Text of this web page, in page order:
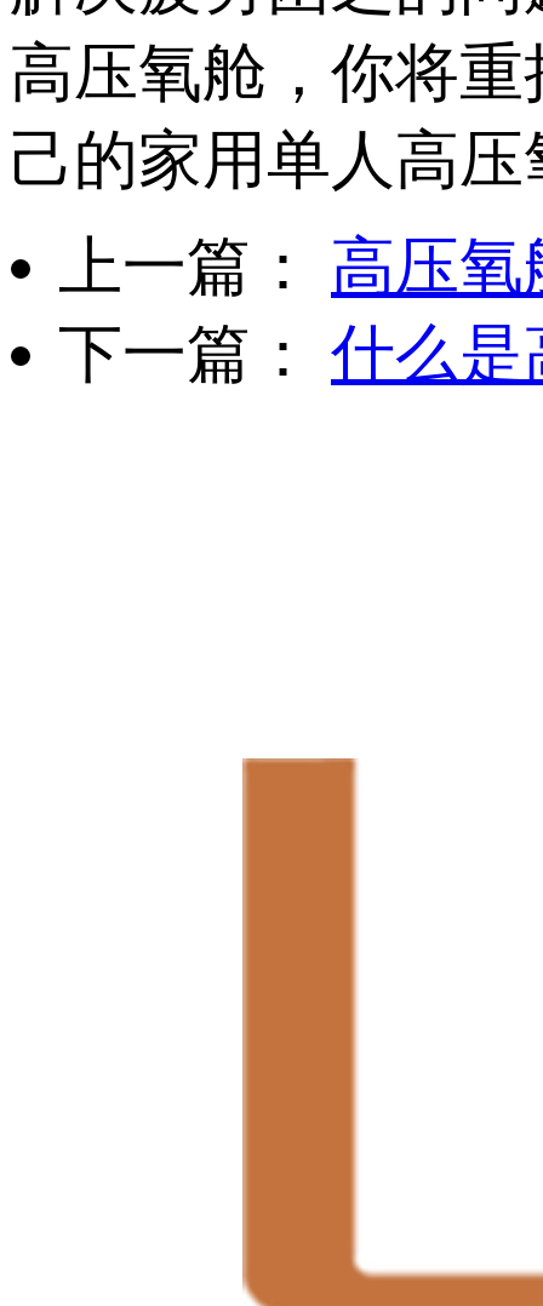
高压氧舱，你将
己的家用单人高
上一篇：
高压
下一篇： 什么是